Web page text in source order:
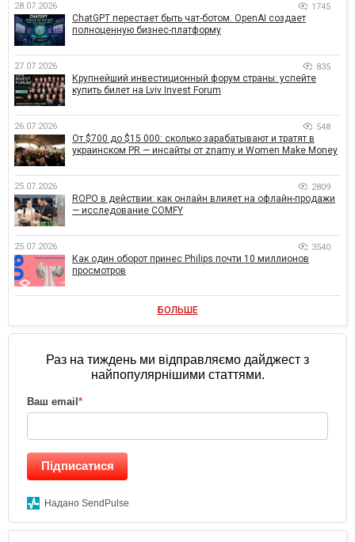
28.07.2026 1745
ChatGPT перестает быть чат-ботом. OpenAI создает
полноценную бизнес-платформу
27.07.2026 835
Крупнейший инвестиционный форум страны: успейте
купить билет на Lviv Invest Forum
26.07.2026 548
От $700 до $15 000: сколько зарабатывают и тратят в
украинском PR — инсайты от znamy и Women Make Money
25.07.2026 2809
ROPO в действии: как онлайн влияет на офлайн-продажи
— исследование COMFY
25.07.2026 3540
Как один оборот принес Philips почти 10 миллионов
просмотров
БОЛЬШЕ
Раз на тиждень ми відправляємо дайджест з
найпопулярнішими статтями.
Ваш email *
Підписатися
Надано SendPulse